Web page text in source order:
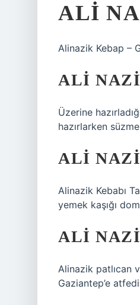
ALI
Alinazik Kebap –
ALI
Üzerine
hazırlarken
ALI
Alinazik Kebabı
yemek kaşığı
ALI
Alinazik patlıcan
Gaziantep’e